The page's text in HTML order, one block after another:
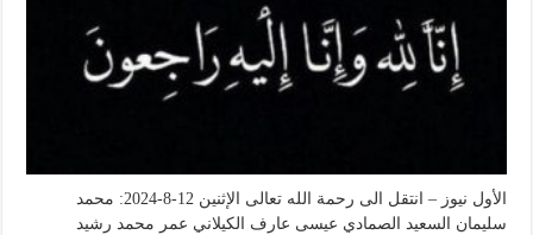
2024
مغلقة
الأول نيوز – انتقل الى رحمة الله تعالى الإثنين 12-8-2024: محمد
سليمان السعيد الصمادي عيسى عارف الكيلاني عمر محمد رشيد